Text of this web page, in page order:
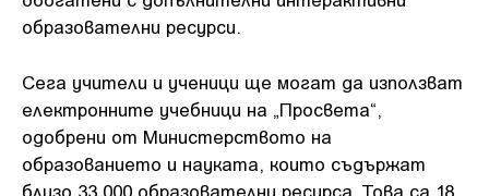
образователни ресурси.
Сега учители и ученици ще могат да използват
електронните учебници на „Просвета“,
одобрени от Министерството на
образованието и науката, които съдържат
близо 33 000 образователни ресурса. Това са 18